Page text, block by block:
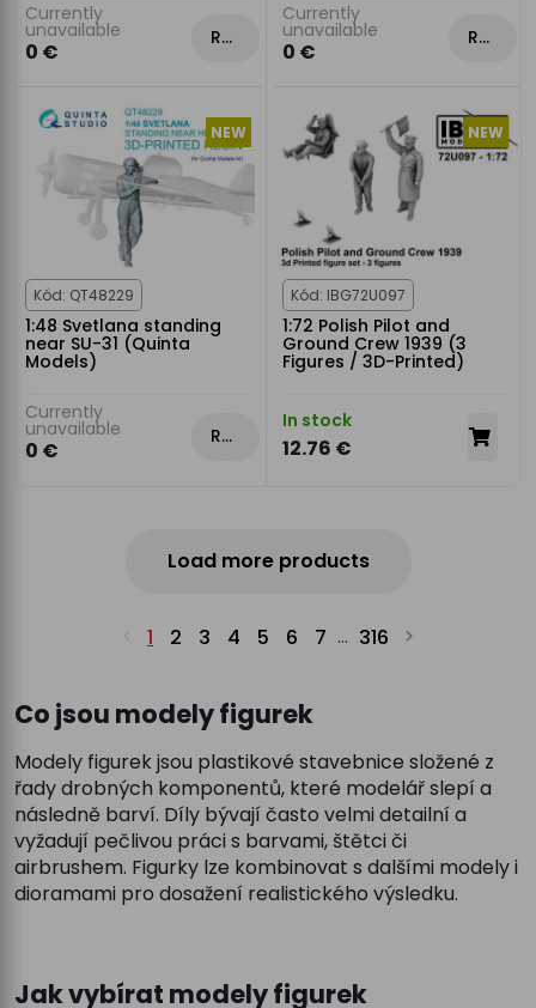
Currently
unavailable
0 €
Rezervovat
Currently
unavailable
0 €
Rezervovat
NEW
Kód: QT48229
1:48 Svetlana standing
near SU-31 (Quinta
Models)
Currently
unavailable
0 €
Rezervovat
NEW
Kód: IBG72U097
1:72 Polish Pilot and
Ground Crew 1939 (3
Figures / 3D-Printed)
In stock
12.76 €
Load more products
1 2 3 4 5 6 7 ... 316
Co jsou modely figurek
Modely figurek jsou plastikové stavebnice složené z
řady drobných komponentů, které modelář slepí a
následně barví. Díly bývají často velmi detailní a
vyžadují pečlivou práci s barvami, štětci či
airbrushem. Figurky lze kombinovat s dalšími modely i
dioramami pro dosažení realistického výsledku.
Jak vybírat modely figurek